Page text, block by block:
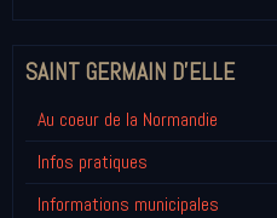
SAINT GERMAIN D'ELLE
Au coeur de la Normandie
Infos pratiques
Informations municipales